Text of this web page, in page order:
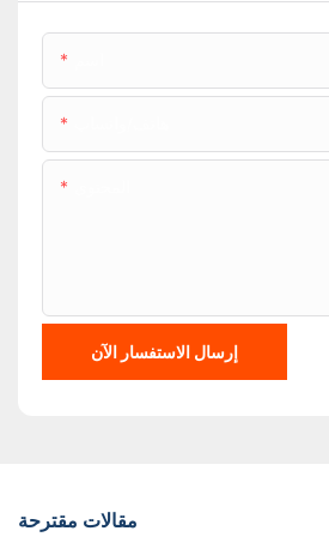
إرسال الاستفسار الآن
مقالات مقترحة